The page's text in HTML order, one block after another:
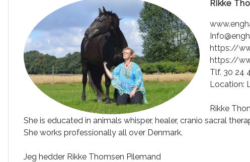
Rikke
https://
https://
Tlf. 30 24
Location:
Rikke
She is educated in animals whisper, healer, cranio sacral
She works professionally all over Denmark.
Jeg hedder Rikke Thomsen Pilemand